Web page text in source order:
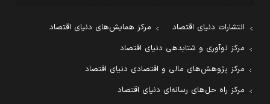
انتشارات دنیای اقتصاد
مرکز همایش‌های دنیای اقتصاد
مرکز نوآوری و شتابدهی دنیای اقتصاد
مرکز پژوهش‌های مالی و اقتصادی دنیای اقتصاد
مرکز راه حل‌های رسانه‌ای دنیای اقتصاد